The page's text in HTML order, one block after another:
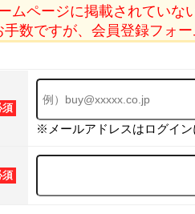
帯広の土地
帯広の中古マンション
旭川の土地
旭川の中古マンション
ムページに掲載されていな
手数ですが、会員登録フォー
須
※メールアドレスはログイン
須